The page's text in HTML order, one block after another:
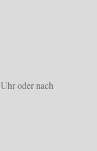
oder nach